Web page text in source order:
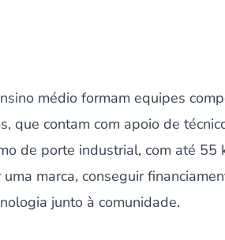
médio formam equipes
que contam com apoio de
de porte industrial, com até
marca, conseguir
junto à comunidade.